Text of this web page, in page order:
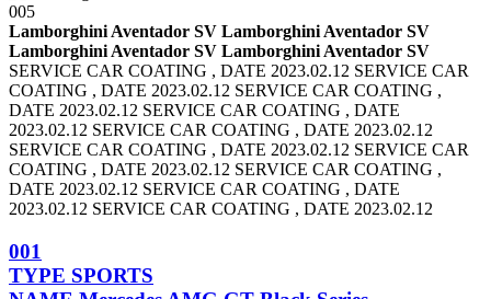
005
Lamborghini Aventador SV Lamborghini Aventador SV
Lamborghini Aventador SV Lamborghini Aventador SV
SERVICE CAR COATING , DATE 2023.02.12 SERVICE CAR
COATING , DATE 2023.02.12 SERVICE CAR COATING ,
DATE 2023.02.12 SERVICE CAR COATING , DATE
2023.02.12 SERVICE CAR COATING , DATE 2023.02.12
SERVICE CAR COATING , DATE 2023.02.12 SERVICE CAR
COATING , DATE 2023.02.12 SERVICE CAR COATING ,
DATE 2023.02.12 SERVICE CAR COATING , DATE
2023.02.12 SERVICE CAR COATING , DATE 2023.02.12
001
TYPE SPORTS